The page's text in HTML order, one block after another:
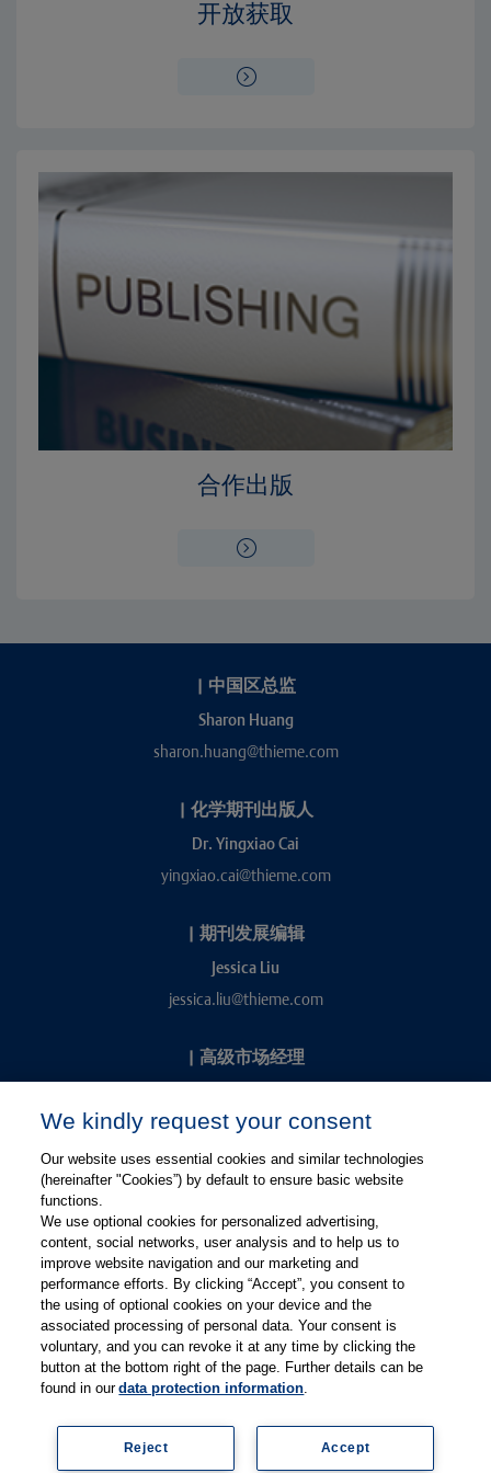
开放获取
合作出版
| 中国区总监
Sharon Huang
sharon.huang@thieme.com
| 化学期刊出版人
Dr. Yingxiao Cai
yingxiao.cai@thieme.com
| 期刊发展编辑
Jessica Liu
jessica.liu@thieme.com
| 高级市场经理
kevin.chang@thieme.com
关注微博
关注微信
有关Thieme图书翻译及版权业务，请联系：rights@thieme.de
| Thieme-Connect |
We kindly request your consent
Our website uses essential cookies and similar technologies
(hereinafter "Cookies”) by default to ensure basic website
functions.
We use optional cookies for personalized advertising,
content, social networks, user analysis and to help us to
improve website navigation and our marketing and
performance efforts. By clicking “Accept”, you consent to
the using of optional cookies on your device and the
associated processing of personal data. Your consent is
voluntary, and you can revoke it at any time by clicking the
button at the bottom right of the page. Further details can be
found in ourdata protection information.
Accept
Reject